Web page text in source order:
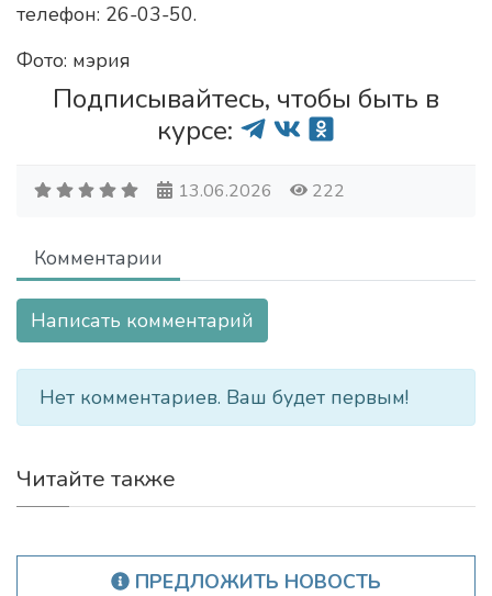
телефон: 26-03-50.
Фото: мэрия
Подписывайтесь, чтобы быть в
курсе:
13.06.2026 222
Комментарии
Написать комментарий
Нет комментариев. Ваш будет первым!
Читайте также
ПРЕДЛОЖИТЬ НОВОСТЬ